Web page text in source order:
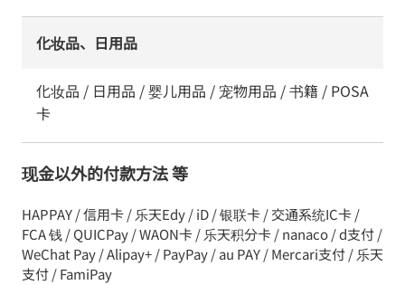
化妆品、日用品
化妆品 / 日用品 / 婴儿用品 / 宠物用品 / 书籍 / POSA
卡
现金以外的付款方法 等
HAPPAY / 信用卡 / 乐天Edy / iD / 银联卡 / 交通系统IC卡 /
FCA 钱 / QUICPay / WAON卡 / 乐天积分卡 / nanaco / d支付 /
WeChat Pay / Alipay+ / PayPay / au PAY / Mercari支付 / 乐天
支付 / FamiPay